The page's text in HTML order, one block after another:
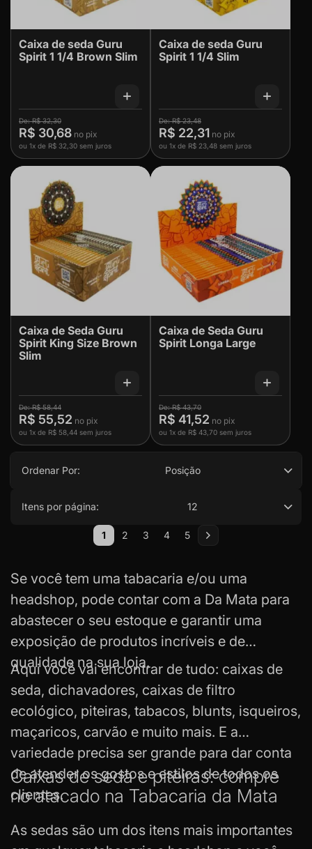
Caixa de seda Guru
Spirit 1 1/4 Brown Slim
R$ 32,30
R$ 30,68
ou 1x de R$ 32,30 sem juros
Caixa de seda Guru
Spirit 1 1/4 Slim
R$ 23,48
R$ 22,31
ou 1x de R$ 23,48 sem juros
Caixa de Seda Guru
Spirit King Size Brown
Slim
R$ 58,44
R$ 55,52
ou 1x de R$ 58,44 sem juros
Caixa de Seda Guru
Spirit Longa Large
R$ 43,70
R$ 41,52
ou 1x de R$ 43,70 sem juros
Ordenar Por: Posição
Itens por página: 12
Página
Você esta lendo a pagina
1 Página
2 Página
3 Página
4 Página
5 Página
Próximo
Se você tem uma tabacaria e/ou uma
headshop, pode contar com a Da Mata para
abastecer o seu estoque e garantir uma
exposição de produtos incríveis e de
qualidade na sua loja.
Aqui você vai encontrar de tudo: caixas de
seda, dichavadores, caixas de filtro
ecológico, piteiras, tabacos, blunts, isqueiros,
maçaricos, carvão e muito mais. E a
variedade precisa ser grande para dar conta
de atender os gostos e estilos de todos os
clientes.
Caixas de seda e piteiras: compre
no atacado na Tabacaria da Mata
As sedas são um dos itens mais importantes